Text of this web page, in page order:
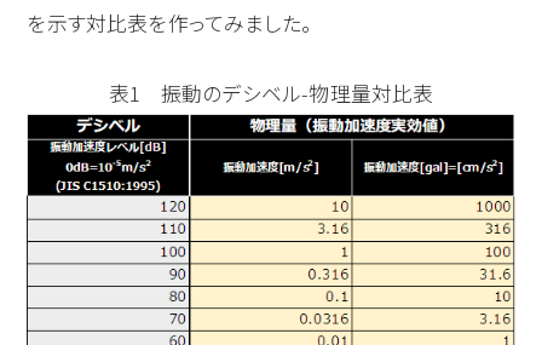
を示す対比表を作ってみました。
表1 振動のデシベル-物理量対比表